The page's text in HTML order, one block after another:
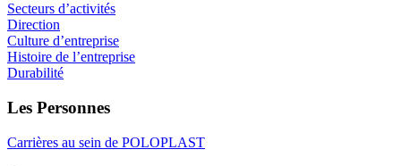
Secteurs d’activités
Direction
Culture d’entreprise
Histoire de l’entreprise
Durabilité
Les Personnes
Carrières au sein de POLOPLAST